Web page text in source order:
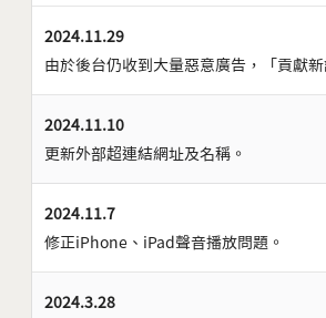
2024.11.29
由於後台仍收到大量惡意廣告，「貢獻
2024.11.10
更新外部超連結網址及名稱。
2024.11.7
修正iPhone、iPad聲音播放問題。
2024.3.28